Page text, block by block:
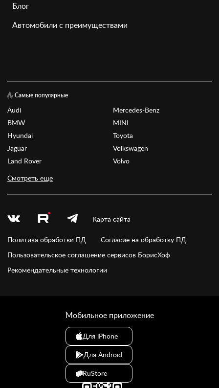
Блог
Автомобили с преимуществами
Самые популярные
Audi
BMW
Hyundai
Jaguar
Land Rover
Mercedes-Benz
MINI
Toyota
Volkswagen
Volvo
Смотреть еще
Карта сайта
Политика обработки ПД
Согласие на обработку ПД
Пользовательское соглашение сервисов БорисХоф
Рекомендательные технологии
Мобильное приложение
Для iPhone
Для Android
RuStore